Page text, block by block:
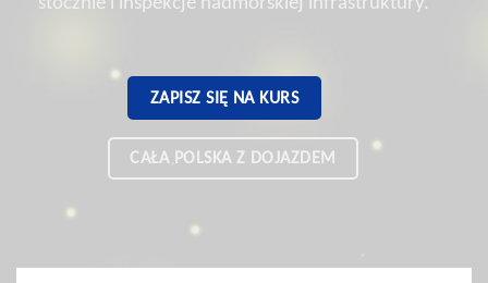
ZAPISZ SIĘ NA KURS
CAŁA POLSKA Z DOJAZDEM